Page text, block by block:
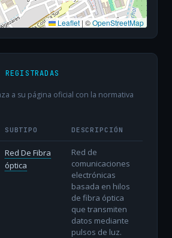
Leaflet | ©OpenStreetMap
a su página oficial con la normativa
SUBTIPO DESCRIPCIÓN
Red De Fibra
óptica
Red de
comunicaciones
electrónicas
basada en hilos
de fibra óptica
que transmiten
datos mediante
pulsos de luz.